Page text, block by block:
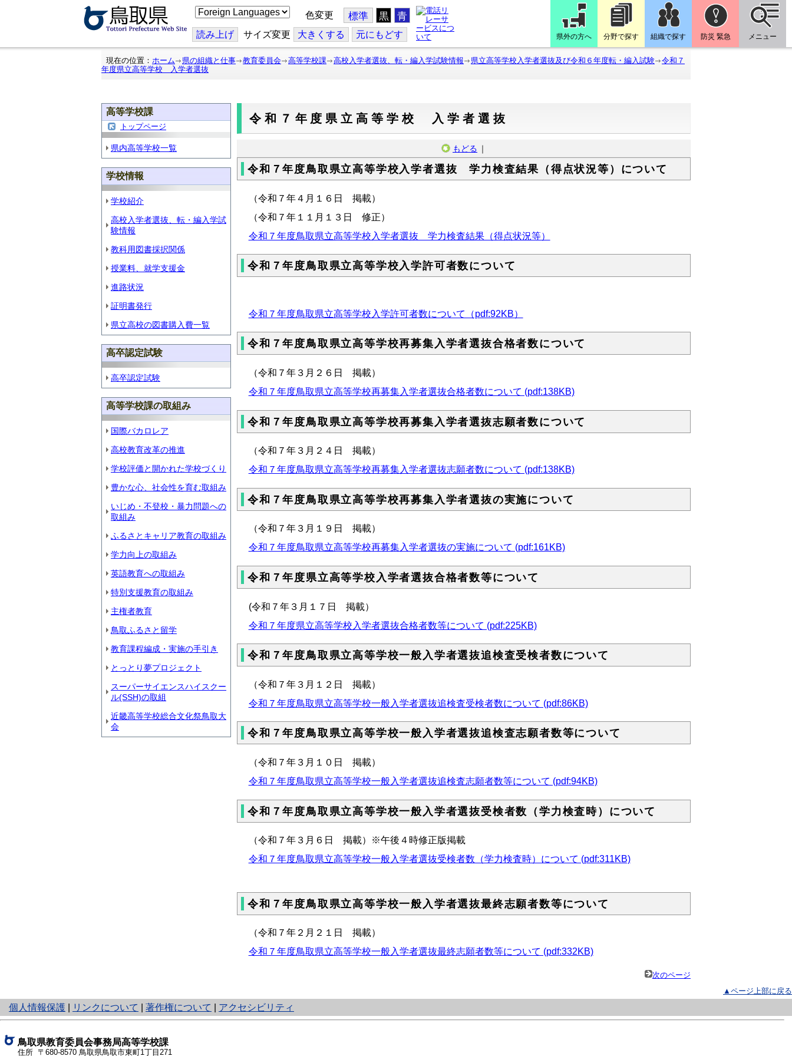
こ
の
ジ
を
翻
訳
色変更 標準 黒 青
読み上げ サイズ変更 大きくする 元にもどす 県外の方へ 分野で探す 組織で探す 防災 緊急 メニュー
現在の位置： ホーム 県の組織と仕事 教育委員会 高等学校課 高校入学者選抜、転・編入学試験情報 県立高等学校入学者選抜及び令和６年度転・編入試験
令和７
年度県立高等学校 入学者選抜
高等学校課
トップページ
県内高等学校一覧
学校情報
学校紹介
高校入学者選抜、転・編入学試
験情報
教科用図書採択関係
授業料、就学支援金
進路状況
証明書発行
県立高校の図書購入費一覧
高卒認定試験
高卒認定試験
高等学校課の取組み
国際バカロレア
高校教育改革の推進
学校評価と開かれた学校づくり
豊かな心、社会性を育む取組み
いじめ・不登校・暴力問題への
取組み
ふるさとキャリア教育の取組み
学力向上の取組み
英語教育への取組み
特別支援教育の取組み
主権者教育
鳥取ふるさと留学
教育課程編成・実施の手引き
とっとり夢プロジェクト
スーパーサイエンスハイスクー
ル(SSH)の取組
近畿高等学校総合文化祭鳥取大
会
令和７年度県立高等学校 入学者選抜
もどる ｜
令和７年度鳥取県立高等学校入学者選抜 学力検査結果（得点状況等）について
（令和７年４月１６日 掲載）
（令和７年１１月１３日 修正）
令和７年度鳥取県立高等学校入学者選抜 学力検査結果（得点状況等）
令和７年度鳥取県立高等学校入学許可者数について
令和７年度鳥取県立高等学校入学許可者数について（pdf:92KB）
令和７年度鳥取県立高等学校再募集入学者選抜合格者数について
（令和７年３月２６日 掲載）
令和７年度鳥取県立高等学校再募集入学者選抜合格者数について (pdf:138KB)
令和７年度鳥取県立高等学校再募集入学者選抜志願者数について
（令和７年３月２４日 掲載）
令和７年度鳥取県立高等学校再募集入学者選抜志願者数について (pdf:138KB)
令和７年度鳥取県立高等学校再募集入学者選抜の実施について
（令和７年３月１９日 掲載）
令和７年度鳥取県立高等学校再募集入学者選抜の実施について (pdf:161KB)
令和７年度県立高等学校入学者選抜合格者数等について
(令和７年３月１７日 掲載）
令和７年度県立高等学校入学者選抜合格者数等について (pdf:225KB)
令和７年度鳥取県立高等学校一般入学者選抜追検査受検者数について
（令和７年３月１２日 掲載）
令和７年度鳥取県立高等学校一般入学者選抜追検査受検者数について (pdf:86KB)
令和７年度鳥取県立高等学校一般入学者選抜追検査志願者数等について
（令和７年３月１０日 掲載）
令和７年度鳥取県立高等学校一般入学者選抜追検査志願者数等について (pdf:94KB)
令和７年度鳥取県立高等学校一般入学者選抜受検者数（学力検査時）について
（令和７年３月６日 掲載）※午後４時修正版掲載
令和７年度鳥取県立高等学校一般入学者選抜受検者数（学力検査時）について (pdf:311KB)
令和７年度鳥取県立高等学校一般入学者選抜最終志願者数等について
（令和７年２月２１日 掲載）
令和７年度鳥取県立高等学校一般入学者選抜最終志願者数等について (pdf:332KB)
次のページ
▲ページ上部に戻る
個人情報保護
と
り
ッ
ト
リンクについて 著作権について アクセシビリティ
鳥取県教育委員会事務局高等学校課
住所 〒680-8570 鳥取県鳥取市東町1丁目271